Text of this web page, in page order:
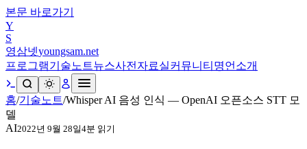
본문 바로가기
Y
S
영삼넷youngsam.net
프로그램기술노트뉴스사전 자료실커뮤니티 명언 소개
홈/기술노트/Whisper AI 음성 인식 — OpenAI 오픈소스 STT 모
델
AI2022년 9월 28일4분 읽기